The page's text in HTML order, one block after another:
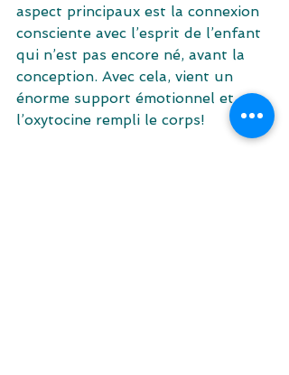
aspect principaux est la connexion
consciente avec l’esprit de l’enfant
qui n’est pas encore né, avant la
conception. Avec cela, vient un
énorme support émotionnel et
l’oxytocine rempli le corps!